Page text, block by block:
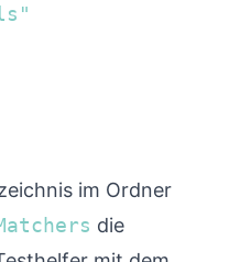
im Ordner
die